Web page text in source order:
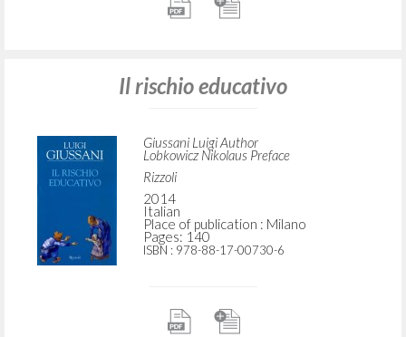
Il rischio educativo
Giussani Luigi Author
Lobkowicz Nikolaus Preface
Rizzoli
2014
Italian
Place of publication : Milano
Pages: 140
ISBN : 978-88-17-00730-6